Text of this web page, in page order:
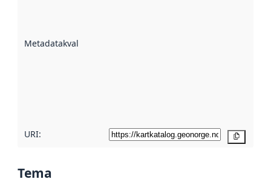
Metadatakvalitet
URI:
Tema